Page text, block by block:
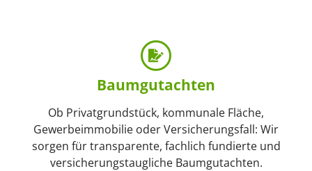
Baum­gutachten
Ob Privatgrundstück, kommunale Fläche,
Gewerbeimmobilie oder Versicherungsfall: Wir
sorgen für transparente, fachlich fundierte und
versicherungstaugliche Baumgutachten.